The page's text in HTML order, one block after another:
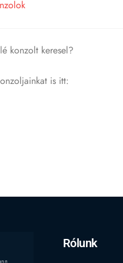
konzolt keresel?
is itt:
Rólunk